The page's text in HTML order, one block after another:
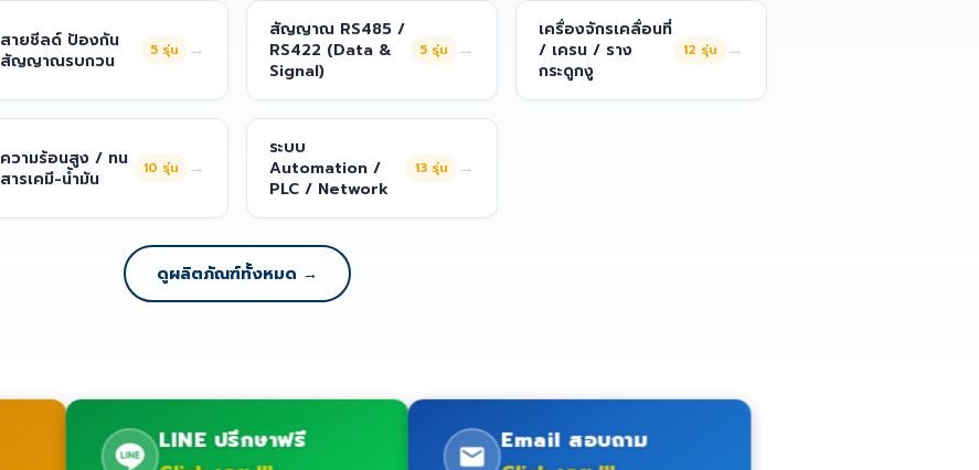
สายชีลด์ ป้องกัน
สัญญาณรบกวน
5 รุ่น →
สัญญาณ RS485 /
RS422 (Data &
Signal)
5 รุ่น →
เครื่องจักรเคลื่อนที่
/ เครน / ราง
กระดูกงู
12 รุ่น →
ความร้อนสูง / ทน
สารเคมี-น้ำมัน
10 รุ่น →
ระบบ
Automation /
PLC / Network
13 รุ่น →
ดูผลิตภัณฑ์ทั้งหมด →
LINE ปรึกษาฟรี Email สอบถาม